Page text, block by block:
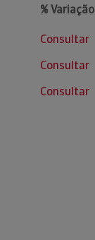
% Variação
Consultar
Consultar
Consultar